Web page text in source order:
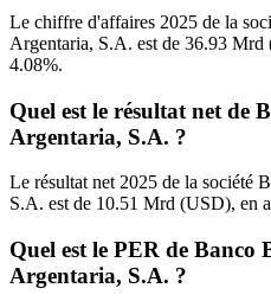
Le chiffre d'affaires 2025 de la
Argentaria, S.A. est de 36.93
4.08%.
Quel est le résultat net de
Argentaria, S.A. ?
Le résultat net 2025 de la société
S.A. est de 10.51 Mrd (USD), en
Quel est le PER de Banco
Argentaria, S.A. ?